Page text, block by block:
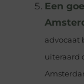
Een
advocaat
uiteraard